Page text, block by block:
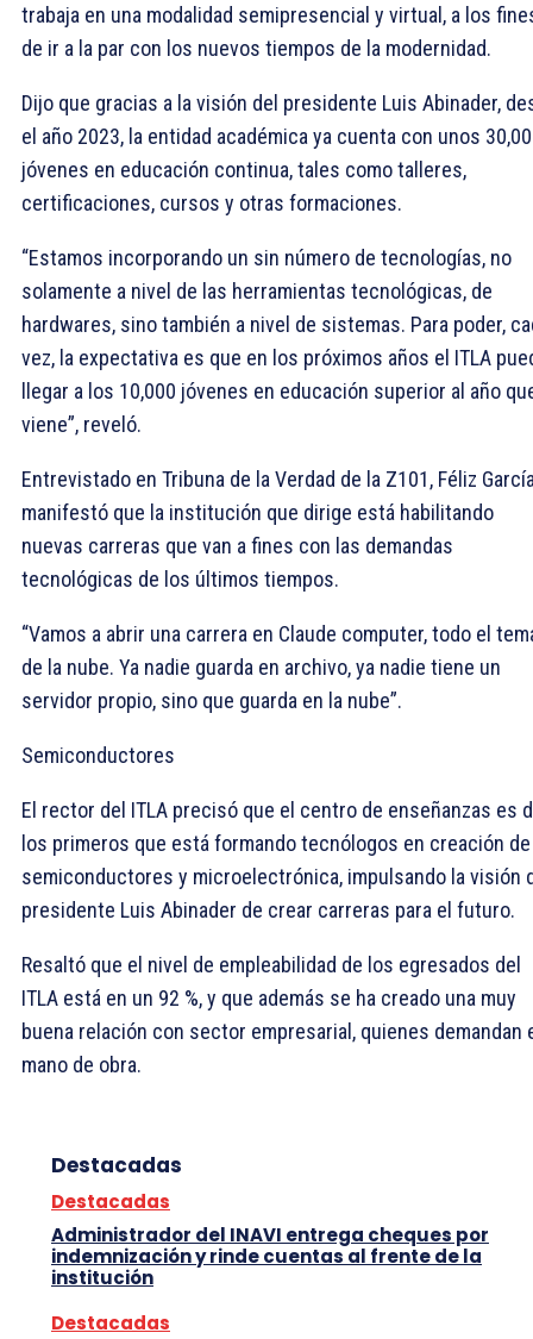
trabaja en una modalidad semipresencial y virtual, a los
de ir a la par con los nuevos tiempos de la modernidad.
Dijo que gracias a la visión del presidente Luis Abinader,
el año 2023, la entidad académica ya cuenta con unos
jóvenes en educación continua, tales como talleres,
certificaciones, cursos y otras formaciones.
“Estamos incorporando un sin número de tecnologías, no
solamente a nivel de las herramientas tecnológicas, de
hardwares, sino también a nivel de sistemas. Para poder,
vez, la expectativa es que en los próximos años el ITLA
llegar a los 10,000 jóvenes en educación superior al año
viene”, reveló.
Entrevistado en Tribuna de la Verdad de la Z101, Féliz
manifestó que la institución que dirige está habilitando
nuevas carreras que van a fines con las demandas
tecnológicas de los últimos tiempos.
“Vamos a abrir una carrera en Claude computer, todo el
de la nube. Ya nadie guarda en archivo, ya nadie tiene un
servidor propio, sino que guarda en la nube”.
Semiconductores
El rector del ITLA precisó que el centro de enseñanzas es
los primeros que está formando tecnólogos en creación de
semiconductores y microelectrónica, impulsando la visión
presidente Luis Abinader de crear carreras para el futuro.
Resaltó que el nivel de empleabilidad de los egresados del
ITLA está en un 92 %, y que además se ha creado una muy
buena relación con sector empresarial, quienes demandan
mano de obra.
Destacadas
Destacadas
Administrador del INAVI entrega cheques por
indemnización y rinde cuentas al frente de la
institución
Destacadas